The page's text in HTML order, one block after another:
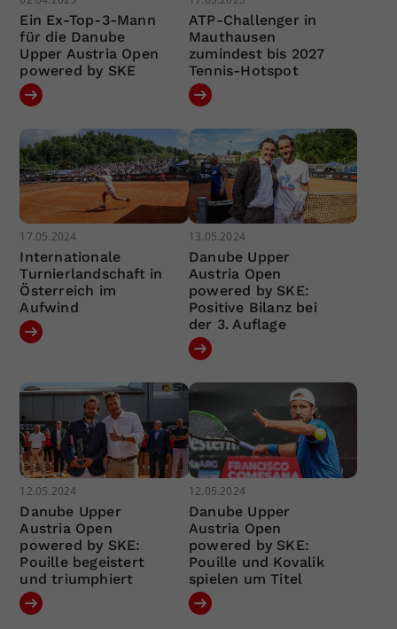
Ein Ex-Top-3-Mann
für die Danube
Upper Austria Open
powered by SKE
ATP-Challenger in
Mauthausen
zumindest bis 2027
Tennis-Hotspot
17.05.2024
Internationale
Turnierlandschaft in
Österreich im
Aufwind
13.05.2024
Danube Upper
Austria Open
powered by SKE:
Positive Bilanz bei
der 3. Auflage
12.05.2024
Danube Upper
Austria Open
powered by SKE:
Pouille begeistert
und triumphiert
12.05.2024
Danube Upper
Austria Open
powered by SKE:
Pouille und Kovalik
spielen um Titel